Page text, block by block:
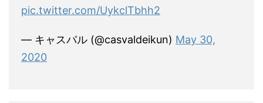
pic.twitter.com/UykclTbhh2
— キャスバル (@casvaldeikun) May 30,
2020